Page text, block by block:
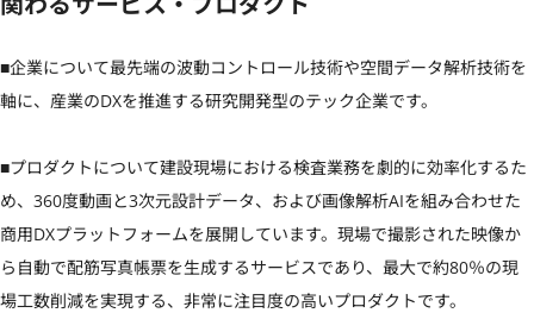
■企業について最先端の波動コントロール技術や空間データ解析技術を
軸に、産業のDXを推進する研究開発型のテック企業です。
■プロダクトについて建設現場における検査業務を劇的に効率化するた
め、360度動画と3次元設計データ、および画像解析AIを組み合わせた
商用DXプラットフォームを展開しています。現場で撮影された映像か
ら自動で配筋写真帳票を生成するサービスであり、最大で約80％の現
場工数削減を実現する、非常に注目度の高いプロダクトです。